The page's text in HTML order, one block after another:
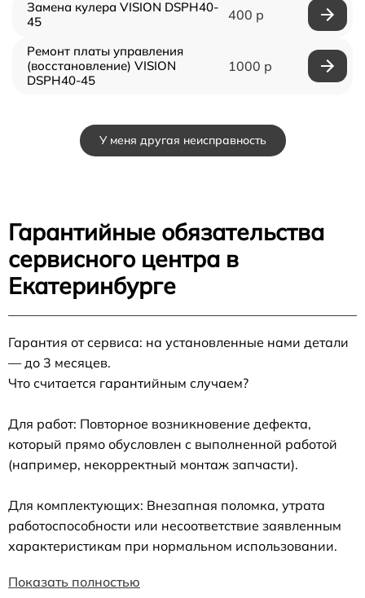
Замена кулера VISION DSPH40-
45
400 р
Ремонт платы управления
(восстановление) VISION
DSPH40-45
1000 р
У меня другая неисправность
Гарантийные обязательства
сервисного центра в
Екатеринбурге
Гарантия от сервиса: на установленные нами детали
— до 3 месяцев.
Что считается гарантийным случаем?
Для работ: Повторное возникновение дефекта,
который прямо обусловлен с выполненной работой
(например, некорректный монтаж запчасти).
Для комплектующих: Внезапная поломка, утрата
работоспособности или несоответствие заявленным
характеристикам при нормальном использовании.
Показать полностью